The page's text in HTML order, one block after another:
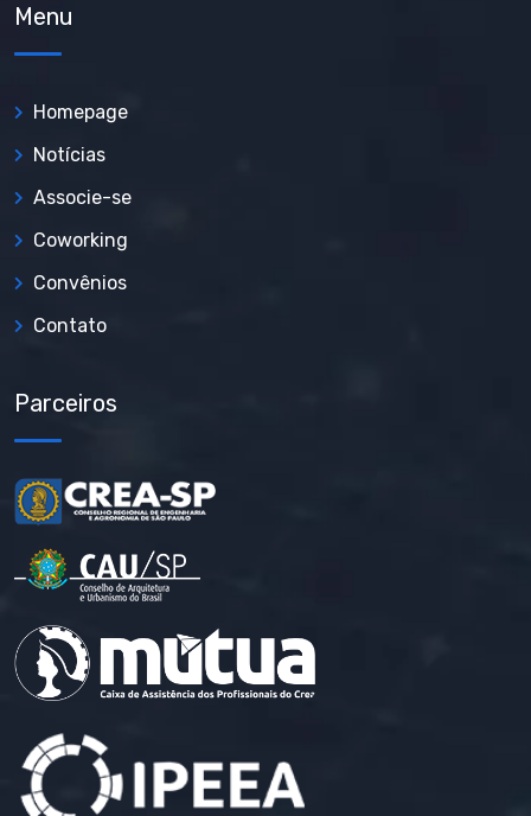
Menu
Homepage
Notícias
Associe-se
Coworking
Convênios
Contato
Parceiros